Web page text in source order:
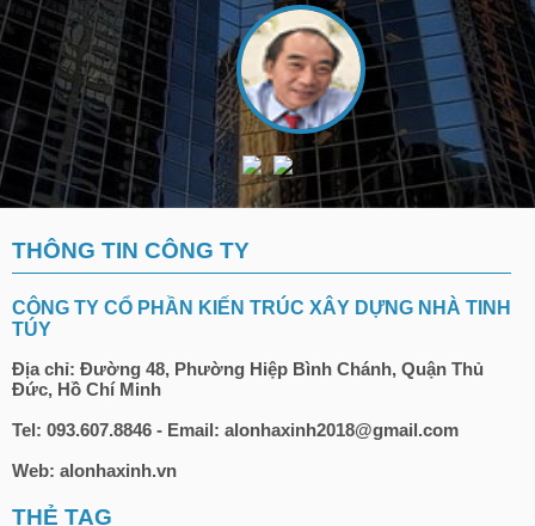
THÔNG TIN CÔNG TY
CÔNG TY CỔ PHẦN KIẾN TRÚC XÂY DỰNG NHÀ TINH
TÚY
Địa chỉ: Đường 48, Phường Hiệp Bình Chánh, Quận Thủ
Đức, Hồ Chí Minh
Tel: 093.607.8846 - Email: alonhaxinh2018@gmail.com
Web: alonhaxinh.vn
THẺ TAG